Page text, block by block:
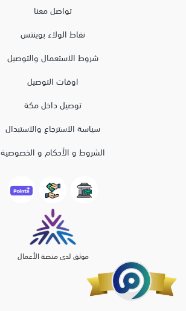
تواصل معنا
نقاط الولاء بوينتس
شروط الاستعمال والتوصيل
اوقات التوصيل
توصيل داخل مكة
سياسة الاسترجاع والاستبدال
الشروط و الأحكام و الخصوصية
موثق لدى منصة الأعمال